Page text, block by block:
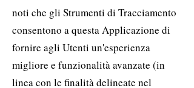
noti che gli Strumenti di Tracciamento
consentono a questa Applicazione di
fornire agli Utenti un'esperienza
migliore e funzionalità avanzate (in
linea con le finalità delineate nel